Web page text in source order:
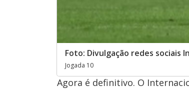
Foto: Divulgação redes sociais
Jogada 10
Agora é definitivo. O